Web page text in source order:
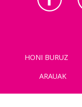
HONI BURUZ
ARAUAK